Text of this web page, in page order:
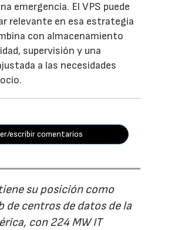
emergencia. El VPS puede
relevante en esa estrategia
con almacenamiento
supervisión y una
a las necesidades
escribir comentarios
su posición como
de centros de datos de la
con 224 MW IT